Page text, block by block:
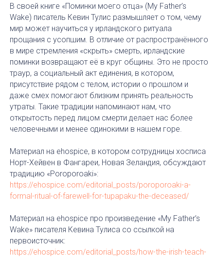
В своей книге «Поминки моего отца» (My Father’s
Wake) писатель Кевин Тулис размышляет о том, чему
мир может научиться у ирландского ритуала
прощания с усопшим. В отличие от распространённого
в мире стремления «скрыть» смерть, ирландские
поминки возвращают её в круг общины. Это не просто
траур, а социальный акт единения, в котором,
присутствие рядом с телом, истории о прошлом и
даже смех помогают близким принять реальность
утраты. Такие традиции напоминают нам, что
открытость перед лицом смерти делает нас более
человечными и менее одинокими в нашем горе.
Материал на ehospice, в котором сотрудницы хосписа
Норт-Хейвен в Фангареи, Новая Зеландия, обсуждают
традицию «Poroporoaki»:
https://ehospice.com/editorial_posts/poroporoaki-a-
formal-ritual-of-farewell-for-tupapaku-the-deceased/
Материал на ehospice про произведение «My Father’s
Wake» писателя Кевина Тулиса со ссылкой на
первоисточник:
https://ehospice.com/editorial_posts/how-the-irish-teach-